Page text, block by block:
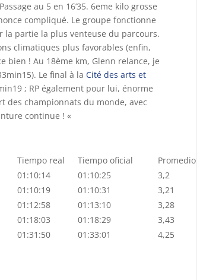
au 5 en 16’35. 6eme kilo grosse
compliqué. Le groupe fonctionne
la partie la plus venteuse du parcours.
climatiques plus favorables (enfin,
bien ! Au 18ème km, Glenn relance, je
Le final à laCité des arts et
; RP également pour lui, énorme
des championnats du monde, avec
continue ! «
Tiempo real Tiempo oficial Promedio
01:10:14 01:10:25 3,2
01:10:19 01:10:31 3,21
01:12:58 01:13:10 3,28
01:18:03 01:18:29 3,43
01:31:50 01:33:01 4,25